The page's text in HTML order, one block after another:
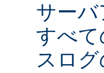
サー
すべ
スロ